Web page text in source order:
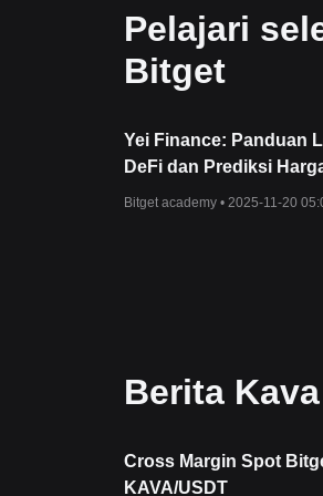
Pelajari
Bitget
Yei Finance: Panduan
DeFi dan Prediksi
Bitget academy • 2025-11-20
Berita
Cross Margin Spot
KAVA/USDT